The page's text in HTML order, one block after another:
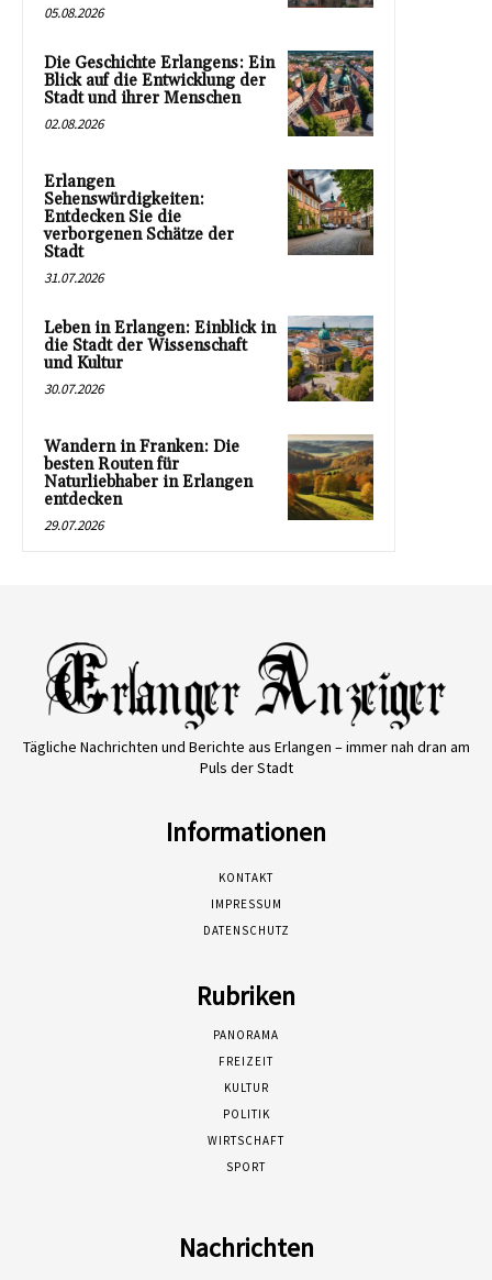
05.08.2026
Die Geschichte Erlangens: Ein
Blick auf die Entwicklung der
Stadt und ihrer Menschen
02.08.2026
Erlangen
Sehenswürdigkeiten:
Entdecken Sie die
verborgenen Schätze der
Stadt
31.07.2026
Leben in Erlangen: Einblick in
die Stadt der Wissenschaft
und Kultur
30.07.2026
Wandern in Franken: Die
besten Routen für
Naturliebhaber in Erlangen
entdecken
29.07.2026
Tägliche Nachrichten und Berichte aus Erlangen – immer nah dran am
Puls der Stadt
Informationen
KONTAKT
IMPRESSUM
DATENSCHUTZ
Rubriken
PANORAMA
FREIZEIT
KULTUR
POLITIK
WIRTSCHAFT
SPORT
Nachrichten